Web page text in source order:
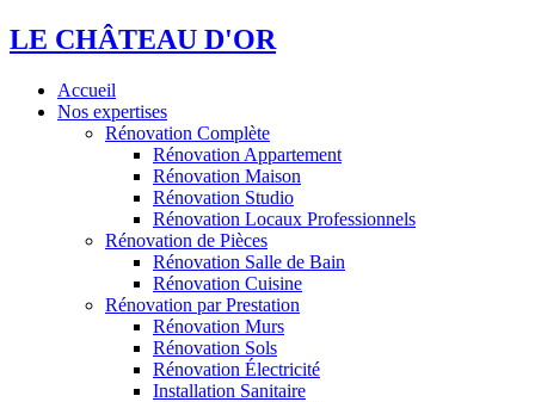
LE CHÂTEAU D'OR
Accueil
Nos expertises
Rénovation Complète
Rénovation Appartement
Rénovation Maison
Rénovation Studio
Rénovation Locaux Professionnels
Rénovation de Pièces
Rénovation Salle de Bain
Rénovation Cuisine
Rénovation par Prestation
Rénovation Murs
Rénovation Sols
Rénovation Électricité
Installation Sanitaire